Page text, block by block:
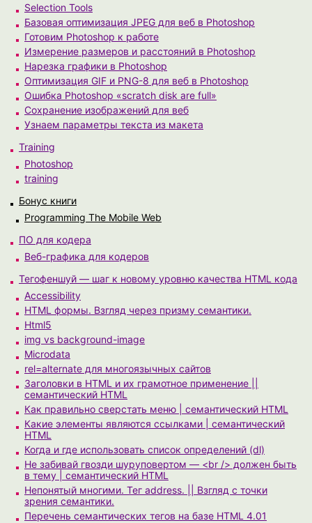
Selection Tools
Базовая оптимизация JPEG для веб в Photoshop
Готовим Photoshop к работе
Измерение размеров и расстояний в Photoshop
Нарезка графики в Photoshop
Оптимизация GIF и PNG-8 для веб в Photoshop
Ошибка Photoshop «scratch disk are full»
Сохранение изображений для веб
Узнаем параметры текста из макета
Training
Photoshop
training
Бонус книги
Programming The Mobile Web
ПО для кодера
Веб-графика для кодеров
Тегофеншуй — шаг к новому уровню качества HTML кода
Accessibility
HTML формы. Взгляд через призму семантики.
Html5
img vs background-image
Microdata
rel=alternate для многоязычных сайтов
Заголовки в HTML и их грамотное применение ||
семантический HTML
Как правильно сверстать меню | семантический HTML
Какие элементы являются ссылками | семантический
HTML
Когда и где использовать список определений (dl)
Не забивай гвозди шуруповертом — <br /> должен быть
в тему | семантический HTML
Непонятый многими. Тег address. || Взгляд с точки
зрения семантики.
Перечень семантических тегов на базе HTML 4.01